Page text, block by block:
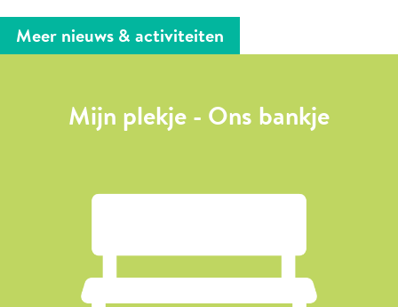
Meer nieuws & activiteiten
Mijn plekje - Ons bankje